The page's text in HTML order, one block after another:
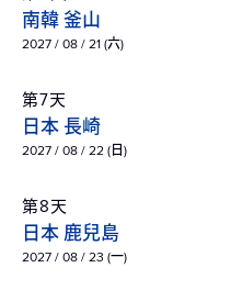
南韓 釜山
2027 / 08 / 21 (六)
第7天
日本 長崎
2027 / 08 / 22 (日)
第8天
日本 鹿兒島
2027 / 08 / 23 (一)